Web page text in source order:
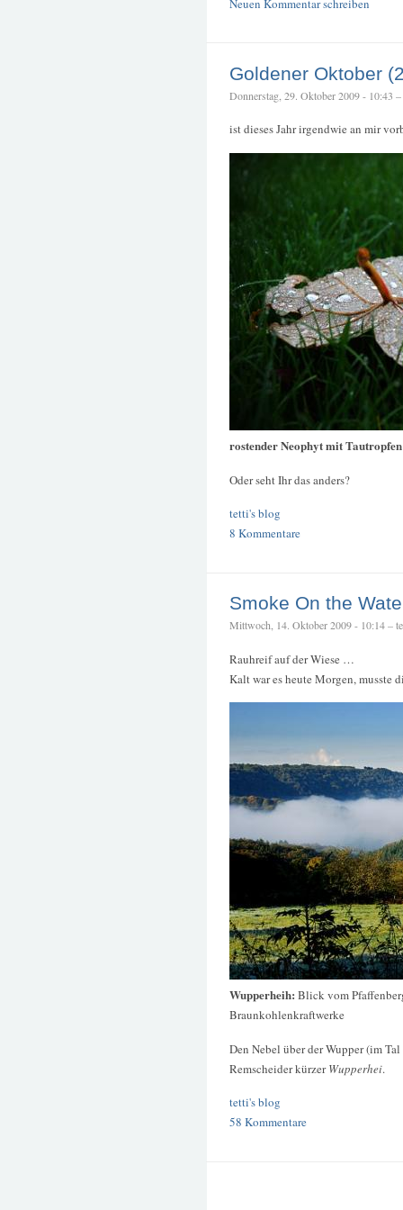
Neuen Kommentar schreiben
Goldener Oktober
Donnerstag, 29. Oktober 2009 - 10:43
ist dieses Jahr irgendwie an mir
rostender Neophyt mit
Oder seht Ihr das anders?
tetti's blog
8 Kommentare
Smoke On the
Mittwoch, 14. Oktober 2009 - 10:14 –
Rauhreif auf der Wiese …
Kalt war es heute Morgen, musste
Wupperheih: Blick vom
Braunkohlenkraftwerke
Den Nebel über der Wupper (im
Remscheider kürzerWupperhei.
tetti's blog
58 Kommentare